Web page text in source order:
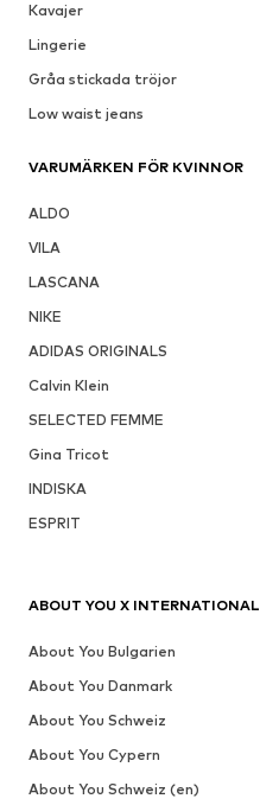
Kavajer
Lingerie
Gråa stickada tröjor
Low waist jeans
VARUMÄRKEN FÖR KVINNOR
ALDO
VILA
LASCANA
NIKE
ADIDAS ORIGINALS
Calvin Klein
SELECTED FEMME
Gina Tricot
INDISKA
ESPRIT
ABOUT YOU X INTERNATIONAL
About You Bulgarien
About You Danmark
About You Schweiz
About You Cypern
About You Schweiz (en)